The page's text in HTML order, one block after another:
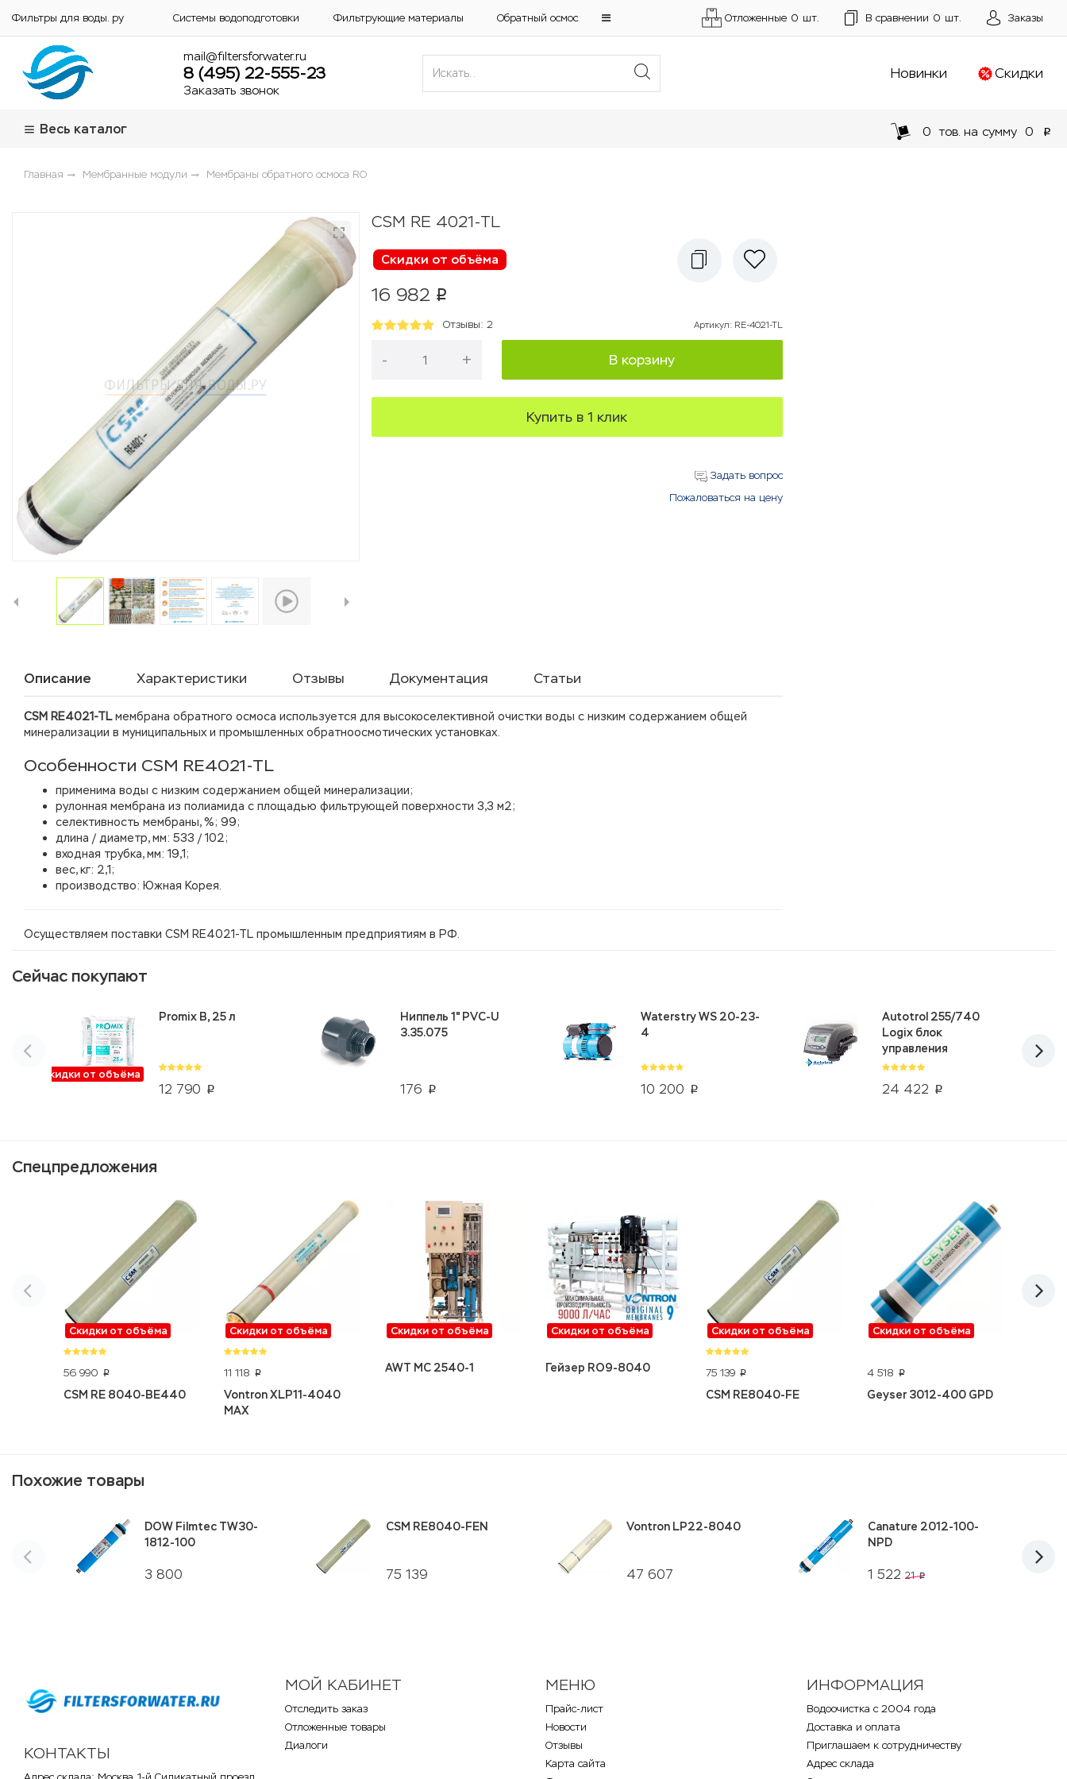
Фильтры для воды. ру Системы водоподготовки Фильтрующие материалы Обратный осмос Отложенные 0 шт. В сравнении 0 шт. Заказы
mail@filtersforwater.ru
8 (495) 22-555-23
Заказать звонок
Новинки Скидки
Весь каталог 0 тов. на сумму 0 p
Главная Мембранные модули Мембраны обратного осмоса RO
CSM RE 4021-TL
Скидки от объёма
16 982 p
Отзывы: 2 Артикул: RE-4021-TL
- + В корзину
Купить в 1 клик
Задать вопрос
Пожаловаться на цену
Описание Характеристики Отзывы Документация Статьи
CSM RE4021-TLмембрана обратного осмоса используется для высокоселективной очистки воды c низким содержанием общей
минерализации в муниципальных и промышленных обратноосмотических установках.
Особенности CSM RE4021-TL
применима воды c низким содержанием общей минерализации;
рулонная мембрана из полиамида с площадью фильтрующей поверхности 3,3 м2;
селективность мембраны, %; 99;
длина / диаметр, мм: 533 / 102;
входная трубка, мм: 19,1;
вес, кг: 2,1;
производство: Южная Корея.
Осуществляем поставки CSM RE4021-TL промышленным предприятиям в РФ.
Сейчас покупают
Скидки от объёма
12 790 p
Promix B, 25 л
176 p
Ниппель 1" PVC-U
3.35.075
10 200 p
Waterstry WS 20-23-
4
24 422 p
Autotrol 255/740
Logix блок
управления
Спецпредложения
Скидки от объёма
56 990 p
CSM RE 8040-BE440
Скидки от объёма
11 118 p
Vontron XLP11-4040
MAX
Скидки от объёма
AWT MC 2540-1
Скидки от объёма
Гейзер RO9-8040
Скидки от объёма
75 139 p
CSM RE8040-FE
Скидки от объёма
4 518 p
Geyser 3012-400 GPD
Похожие товары
3 800
DOW Filmtec TW30-
1812-100
75 139
CSM RE8040-FEN
47 607
Vontron LP22-8040
1 522 21p
Canature 2012-100-
NPD
КОНТАКТЫ
МОЙ КАБИНЕТ
Отследить заказ
Отложенные товары
Диалоги
МЕНЮ
Прайс-лист
Новости
Отзывы
Карта сайта
ИНФОРМАЦИЯ
Водоочистка с 2004 года
Доставка и оплата
Приглашаем к сотрудничеству
Адрес склада